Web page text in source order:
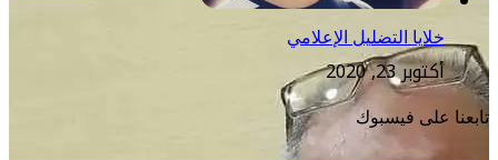
خلايا التضليل الإعلامي
أكتوبر 23, 2020
تابعنا على فيسبوك